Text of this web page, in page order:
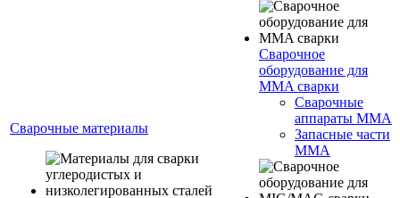
Сварочные материалы
Сварочное
оборудование для
MMA сварки
Сварочные
аппараты MMA
Запасные части
MMA